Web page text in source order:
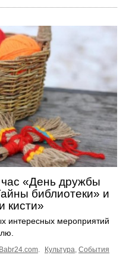
«День дружбы
библиотеки» и
кисти»
интересных мероприятий
Babr24.com. Культура, События